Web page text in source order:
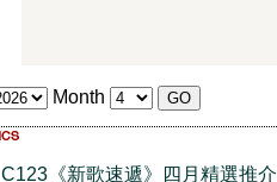
Month
C123《新歌速遞》四月精選推介